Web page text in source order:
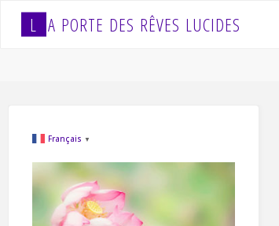
L A PORTE DES RÊVES LUCIDES
Français ▼